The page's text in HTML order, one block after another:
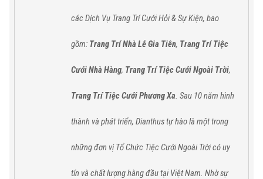
các Dịch Vụ Trang Trí Cưới Hỏi & Sự Kiện, bao
gồm: Trang Trí Nhà Lễ Gia Tiên, Trang Trí Tiệc
Cưới Nhà Hàng, Trang Trí Tiệc Cưới Ngoài Trời,
Trang Trí Tiệc Cưới Phương Xa. Sau 10 năm hình
thành và phát triển, Dianthus tự hàolà một trong
những đơn vị Tổ Chức Tiệc Cưới Ngoài Trời có uy
tín và chất lượng hàng đầu tại Việt Nam. Nhờ sự